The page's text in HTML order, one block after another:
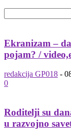
Ekranizam –
pojam? /
redakcija GP018 -
0
Roditelji su
u razvojno